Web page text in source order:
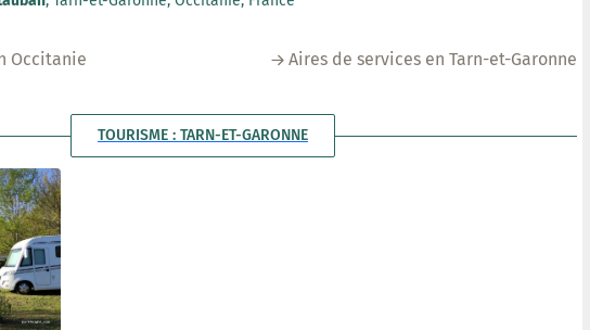
Occitanie Aires de services en Tarn-et-Garonne
TOURISME : TARN-ET-GARONNE